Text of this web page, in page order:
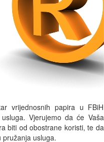
vrijednosnih papira u FBiH
Vjerujemo da će Vaša
biti od obostrane koristi, te da
usluga.